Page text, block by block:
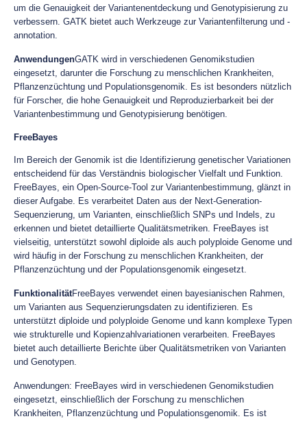
um die Genauigkeit der Variantenentdeckung und Genotypisierung zu
verbessern. GATK bietet auch Werkzeuge zur Variantenfilterung und -
annotation.
AnwendungenGATK wird in verschiedenen Genomikstudien
eingesetzt, darunter die Forschung zu menschlichen Krankheiten,
Pflanzenzüchtung und Populationsgenomik. Es ist besonders nützlich
für Forscher, die hohe Genauigkeit und Reproduzierbarkeit bei der
Variantenbestimmung und Genotypisierung benötigen.
FreeBayes
Im Bereich der Genomik ist die Identifizierung genetischer Variationen
entscheidend für das Verständnis biologischer Vielfalt und Funktion.
FreeBayes, ein Open-Source-Tool zur Variantenbestimmung, glänzt in
dieser Aufgabe. Es verarbeitet Daten aus der Next-Generation-
Sequenzierung, um Varianten, einschließlich SNPs und Indels, zu
erkennen und bietet detaillierte Qualitätsmetriken. FreeBayes ist
vielseitig, unterstützt sowohl diploide als auch polyploide Genome und
wird häufig in der Forschung zu menschlichen Krankheiten, der
Pflanzenzüchtung und der Populationsgenomik eingesetzt.
FunktionalitätFreeBayes verwendet einen bayesianischen Rahmen,
um Varianten aus Sequenzierungsdaten zu identifizieren. Es
unterstützt diploide und polyploide Genome und kann komplexe Typen
wie strukturelle und Kopienzahlvariationen verarbeiten. FreeBayes
bietet auch detaillierte Berichte über Qualitätsmetriken von Varianten
und Genotypen.
Anwendungen: FreeBayes wird in verschiedenen Genomikstudien
eingesetzt, einschließlich der Forschung zu menschlichen
Krankheiten, Pflanzenzüchtung und Populationsgenomik. Es ist